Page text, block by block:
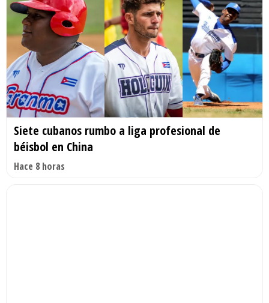
Siete cubanos rumbo a liga profesional de
béisbol en China
Hace 8 horas